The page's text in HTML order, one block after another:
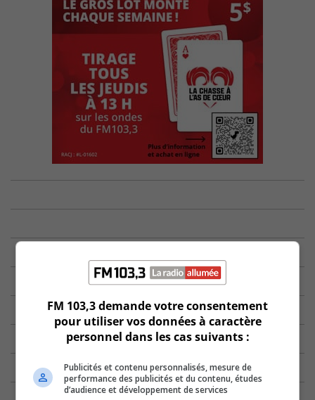
FM 103,3 demande votre consentement
pour utiliser vos données à caractère
personnel dans les cas suivants :
Publicités et contenu personnalisés, mesure de
performance des publicités et du contenu, études
d’audience et développement de services